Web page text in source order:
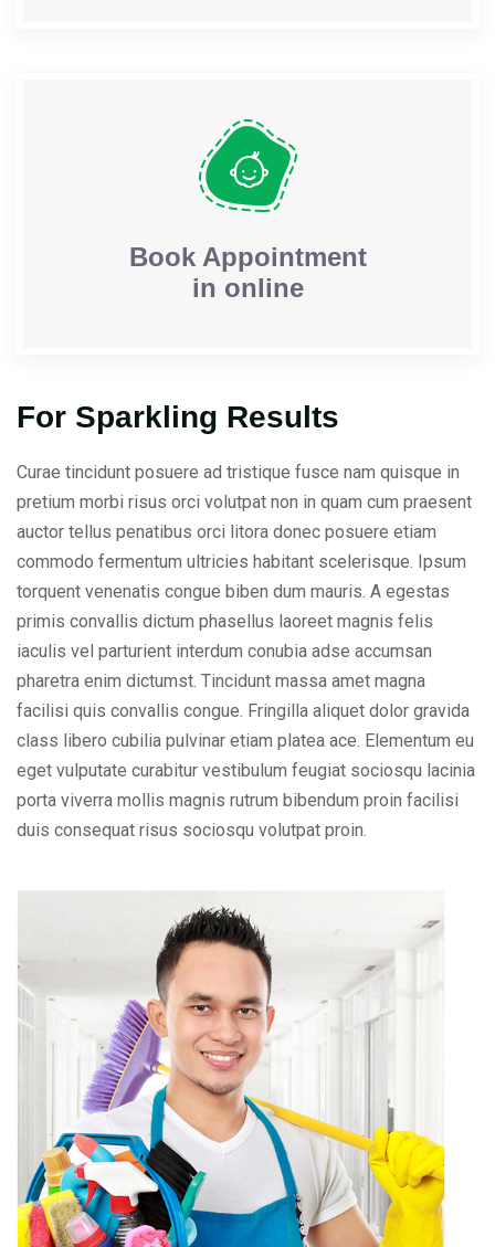
Book Appointment
in online
For Sparkling Results
Curae tincidunt posuere ad tristique fusce nam quisque in
pretium morbi risus orci volutpat non in quam cum praesent
auctor tellus penatibus orci litora donec posuere etiam
commodo fermentum ultricies habitant scelerisque. Ipsum
torquent venenatis congue biben dum mauris. A egestas
primis convallis dictum phasellus laoreet magnis felis
iaculis vel parturient interdum conubia adse accumsan
pharetra enim dictumst. Tincidunt massa amet magna
facilisi quis convallis congue. Fringilla aliquet dolor gravida
class libero cubilia pulvinar etiam platea ace. Elementum eu
eget vulputate curabitur vestibulum feugiat sociosqu lacinia
porta viverra mollis magnis rutrum bibendum proin facilisi
duis consequat risus sociosqu volutpat proin.